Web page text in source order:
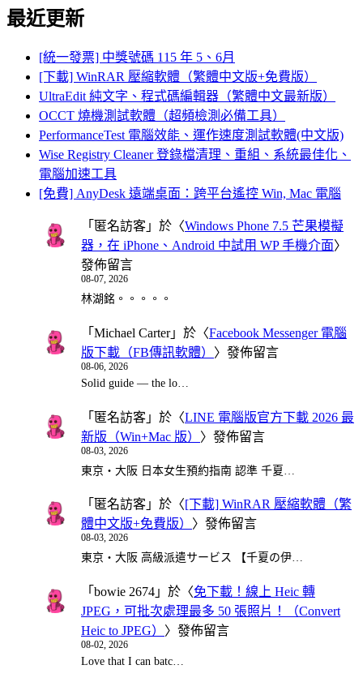
最近更新
[統一發票] 中獎號碼 115 年 5、6月
[下載] WinRAR 壓縮軟體（繁體中文版+免費版）
UltraEdit 純文字、程式碼編輯器（繁體中文最新版）
OCCT 燒機測試軟體（超頻檢測必備工具）
PerformanceTest 電腦效能、運作速度測試軟體(中文版)
Wise Registry Cleaner 登錄檔清理、重組、系統最佳化、
電腦加速工具
[免費] AnyDesk 遠端桌面：跨平台遙控 Win, Mac 電腦
「 匿名訪客 」於〈Windows Phone 7.5 芒果模擬
器，在 iPhone、Android 中試用 WP 手機介面〉
發佈留言
08-07, 2026
林湖銘。。。。。
「 Michael Carter」於〈Facebook Messenger 電腦
版下載（FB傳訊軟體） 〉發佈留言
08-06, 2026
Solid guide — the lo…
「 匿名訪客 」於〈LINE 電腦版官方下載 2026 最
新版（Win+Mac 版） 〉發佈留言
08-03, 2026
東京・大阪 日本女生預約指南 認準 千夏…
「 匿名訪客 」於〈[下載] WinRAR 壓縮軟體（繁
體中文版+免費版） 〉發佈留言
08-03, 2026
東京・大阪 高級派遣サービス 【千夏の伊…
「 bowie 2674 」於〈免下載！線上 Heic 轉
JPEG，可批次處理最多 50 張照片！（Convert
Heic to JPEG） 〉發佈留言
08-02, 2026
Love that I can batc…